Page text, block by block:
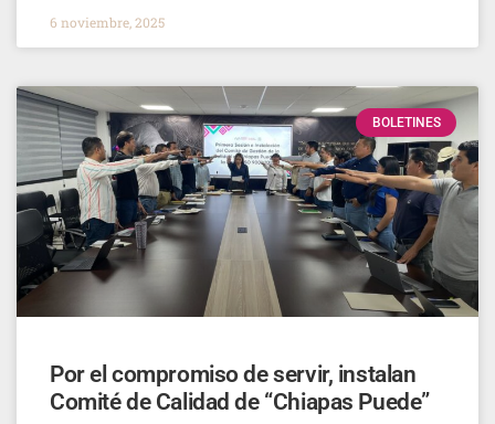
6 noviembre, 2025
BOLETINES
Por el compromiso de servir, instalan
Comité de Calidad de “Chiapas Puede”